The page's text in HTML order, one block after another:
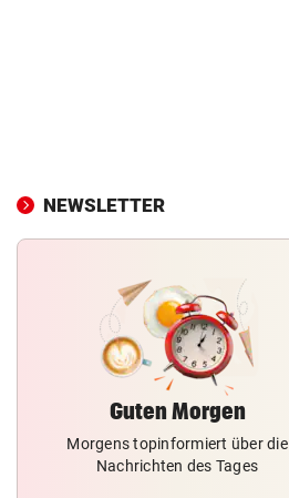
NEWSLETTER
Guten Morgen
Morgens topinformiert über die
Nachrichten des Tages